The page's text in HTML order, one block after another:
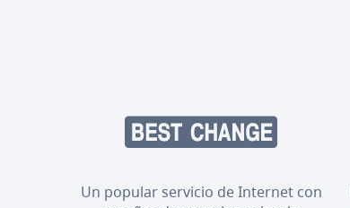
Un popular servicio de Internet con